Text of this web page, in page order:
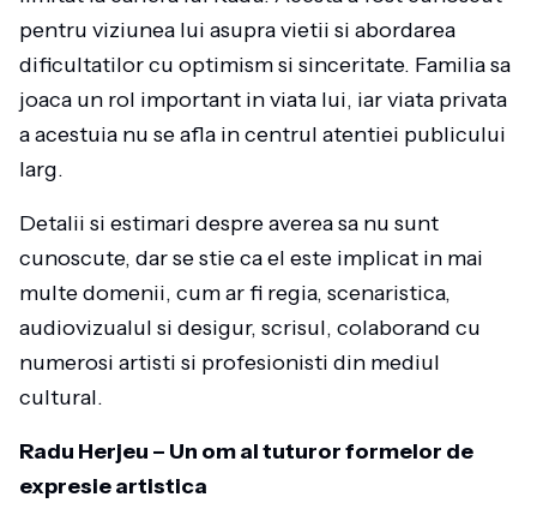
pentru viziunea lui asupra vietii si abordarea
dificultatilor cu optimism si sinceritate. Familia sa
joaca un rol important in viata lui, iar viata privata
a acestuia nu se afla in centrul atentiei publicului
larg.
Detalii si estimari despre averea sa nu sunt
cunoscute, dar se stie ca el este implicat in mai
multe domenii, cum ar fi regia, scenaristica,
audiovizualul si desigur, scrisul, colaborand cu
numerosi artisti si profesionisti din mediul
cultural.
Radu Herjeu – Un om al tuturor formelor de
expresie artistica